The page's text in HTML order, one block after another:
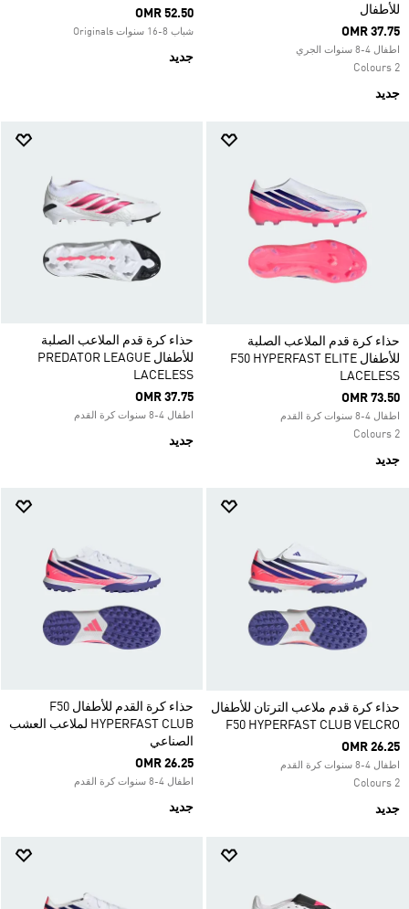
للأطفال
OMR 37.75
اطفال 4-8 سنوات الجري
2 Colours
جديد
OMR 52.50
شباب 8-16 سنوات Originals
جديد
حذاء كرة قدم الملاعب الصلبة
للأطفال F50 HYPERFAST ELITE
LACELESS
OMR 73.50
اطفال 4-8 سنوات كرة القدم
2 Colours
جديد
حذاء كرة قدم الملاعب الصلبة
للأطفال PREDATOR LEAGUE
LACELESS
OMR 37.75
اطفال 4-8 سنوات كرة القدم
جديد
حذاء كرة قدم ملاعب الترتان للأطفال
F50 HYPERFAST CLUB VELCRO
OMR 26.25
اطفال 4-8 سنوات كرة القدم
2 Colours
جديد
حذاء كرة القدم للأطفال F50
HYPERFAST CLUB لملاعب العشب
الصناعي
OMR 26.25
اطفال 4-8 سنوات كرة القدم
جديد